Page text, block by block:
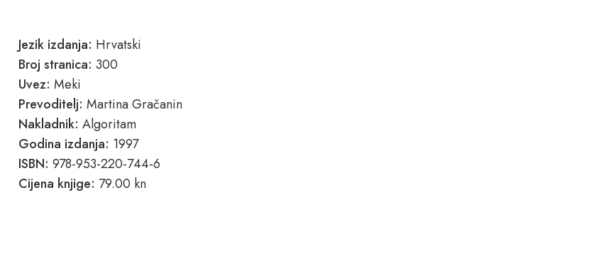
Jezik izdanja: Hrvatski
Broj stranica: 300
Uvez: Meki
Prevoditelj: Martina Gračanin
Nakladnik: Algoritam
Godina izdanja: 1997
ISBN: 978-953-220-744-6
Cijena knjige: 79.00 kn